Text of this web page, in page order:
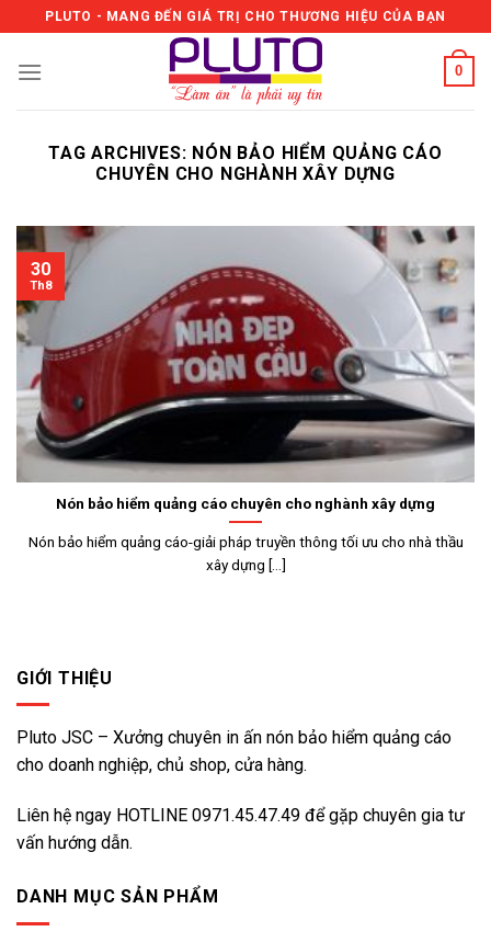
to
content
PLUTO - MANG ĐẾN GIÁ TRỊ CHO THƯƠNG HIỆU CỦA BẠN
0
TAG ARCHIVES: NÓN BẢO HIỂM QUẢNG CÁO
CHUYÊN CHO NGHÀNH XÂY DỰNG
Nón bảo hiểm quảng cáo chuyên cho nghành xây dựng
Nón bảo hiểm quảng cáo-giải pháp truyền thông tối ưu cho nhà thầu
xây dựng [...]
30
Th8
GIỚI THIỆU
Pluto JSC – Xưởng chuyên in ấn nón bảo hiểm quảng cáo
cho doanh nghiệp, chủ shop, cửa hàng.
Liên hệ ngay HOTLINE 0971.45.47.49 để gặp chuyên gia tư
vấn hướng dẫn.
DANH MỤC SẢN PHẨM